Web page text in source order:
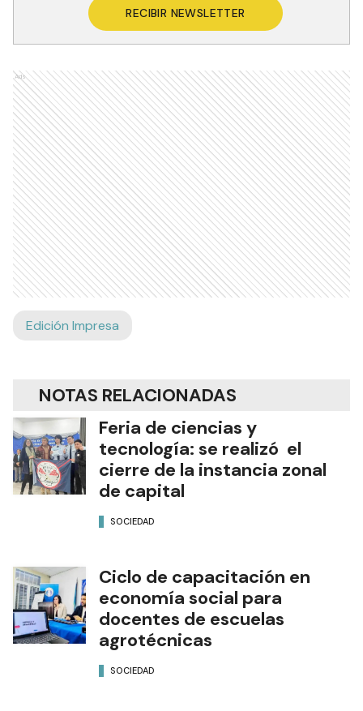
RECIBIR NEWSLETTER
Ads
Edición Impresa
NOTAS RELACIONADAS
Feria de ciencias y
tecnología: se realizó el
cierre de la instancia zonal
de capital
SOCIEDAD
Ciclo de capacitación en
economía social para
docentes de escuelas
agrotécnicas
SOCIEDAD